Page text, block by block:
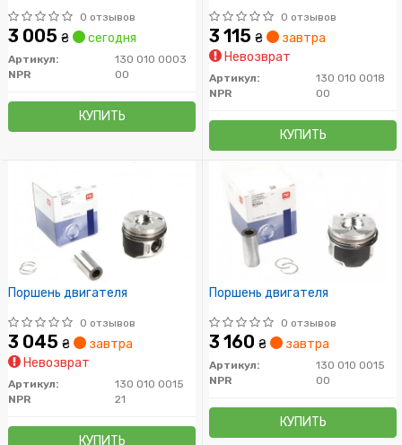
0 отзывов
3 005 ₴ сегодня
Артикул:
130 010 0003
00
NPR
КУПИТЬ
0 отзывов
3 115 ₴
завтра
Невозврат
Артикул:
130 010 0018
00
NPR
КУПИТЬ
Поршень двигателя
0 отзывов
3 045 ₴
завтра
Невозврат
Артикул:
130 010 0015
21
NPR
КУПИТЬ
Поршень двигателя
0 отзывов
3 160 ₴ завтра
Артикул:
130 010 0015
00
NPR
КУПИТЬ